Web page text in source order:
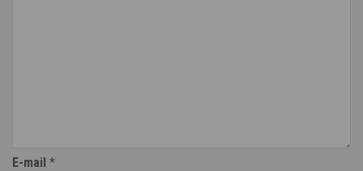
E-mail *